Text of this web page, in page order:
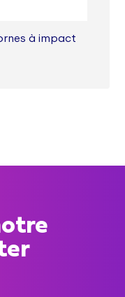
à impact